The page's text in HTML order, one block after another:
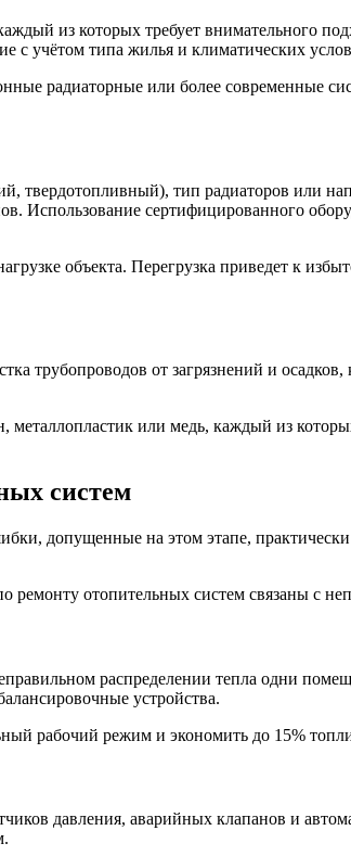
из которых требует внимательного
с учётом типа жилья и климатических
радиаторные или более современные
твердотопливный), тип радиаторов или
Использование сертифицированного
объекта. Перегрузка приведет к
трубопроводов от загрязнений и
или медь, каждый из
систем
допущенные на этом этапе,
отопительных систем связаны с
распределении тепла одни
устройства.
рабочий режим и экономить до 15%
давления, аварийных клапанов и